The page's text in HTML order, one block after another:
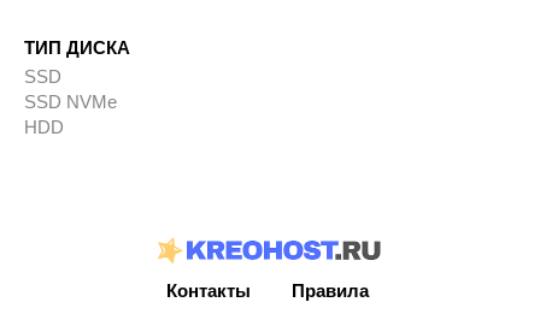
ТИП ДИСКА
SSD
SSD NVMe
HDD
Контакты Правила